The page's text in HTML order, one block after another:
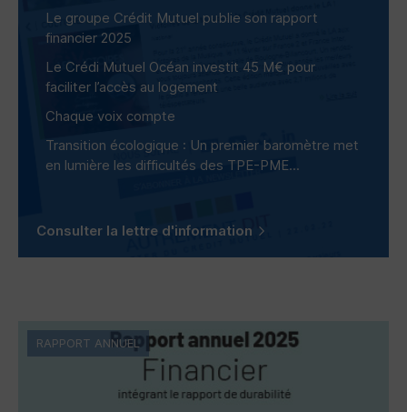
Le groupe Crédit Mutuel publie son rapport
financier 2025
Le Crédi Mutuel Océan investit 45 M€ pour
faciliter l’accès au logement
Chaque voix compte
Transition écologique : Un premier baromètre met
en lumière les difficultés des TPE-PME...
Consulter la lettre d'information
RAPPORT ANNUEL